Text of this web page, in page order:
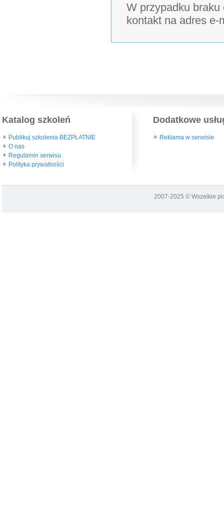
W przypadku
kontakt na adres
Katalog szkoleń
Publikuj szkolenia BEZPŁATNIE
O nas
Regulamin serwisu
Polityka prywatności
Dodatkowe
Reklama w serwisie
2007-2025 © Wszelkie